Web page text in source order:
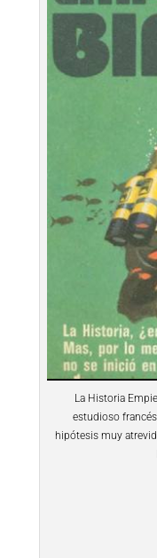
La Historia
estudioso
hipótesis muy